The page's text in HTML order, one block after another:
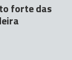
forte das